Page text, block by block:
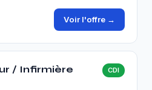
Voir l'offre →
/ Infirmière
CDI